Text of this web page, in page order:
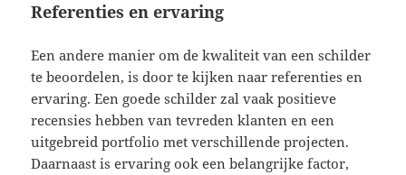
Referenties en ervaring
Een andere manier om de kwaliteit van een schilder
te beoordelen, is door te kijken naar referenties en
ervaring. Een goede schilder zal vaak positieve
recensies hebben van tevreden klanten en een
uitgebreid portfolio met verschillende projecten.
Daarnaast is ervaring ook een belangrijke factor,